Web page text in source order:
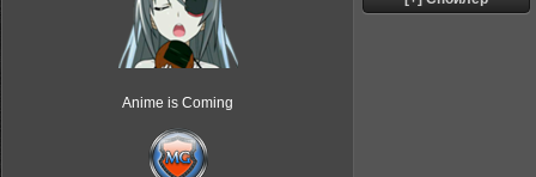
Anime is Coming